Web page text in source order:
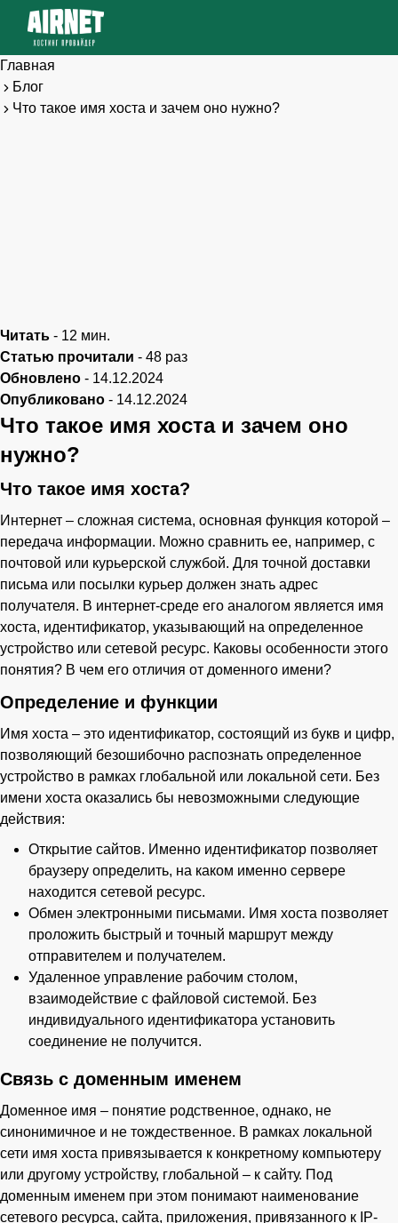
Главная
Блог
Что такое имя хоста и зачем оно нужно?
Читать - 12 мин.
Статью прочитали - 48 раз
Обновлено - 14.12.2024
Опубликовано - 14.12.2024
Что такое имя хоста и зачем оно
нужно?
Что такое имя хоста?
Интернет – сложная система, основная функция которой –
передача информации. Можно сравнить ее, например, с
почтовой или курьерской службой. Для точной доставки
письма или посылки курьер должен знать адрес
получателя. В интернет-среде его аналогом является имя
хоста, идентификатор, указывающий на определенное
устройство или сетевой ресурс. Каковы особенности этого
понятия? В чем его отличия от доменного имени?
Определение и функции
Имя хоста – это идентификатор, состоящий из букв и цифр,
позволяющий безошибочно распознать определенное
устройство в рамках глобальной или локальной сети. Без
имени хоста оказались бы невозможными следующие
действия:
Открытие сайтов. Именно идентификатор позволяет
браузеру определить, на каком именно сервере
находится сетевой ресурс.
Обмен электронными письмами. Имя хоста позволяет
проложить быстрый и точный маршрут между
отправителем и получателем.
Удаленное управление рабочим столом,
взаимодействие с файловой системой. Без
индивидуального идентификатора установить
соединение не получится.
Связь с доменным именем
Доменное имя – понятие родственное, однако, не
синонимичное и не тождественное. В рамках локальной
сети имя хоста привязывается к конкретному компьютеру
или другому устройству, глобальной – к сайту. Под
доменным именем при этом понимают наименование
сетевого ресурса, сайта, приложения, привязанного к IP-